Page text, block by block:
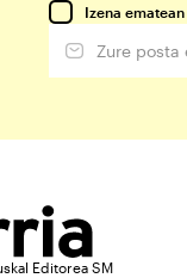
Izena ematean
Editorea SM